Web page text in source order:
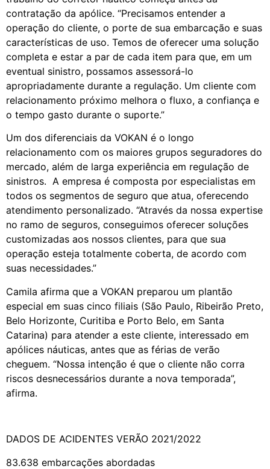
contratação da apólice. “Precisamos entender a
operação do cliente, o porte de sua embarcação e suas
características de uso. Temos de oferecer uma solução
completa e estar a par de cada item para que, em um
eventual sinistro, possamos assessorá-lo
apropriadamente durante a regulação. Um cliente com
relacionamento próximo melhora o fluxo, a confiança e
o tempo gasto durante o suporte.”
Um dos diferenciais da VOKAN é o longo
relacionamento com os maiores grupos seguradores do
mercado, além de larga experiência em regulação de
sinistros. A empresa é composta por especialistas em
todos os segmentos de seguro que atua, oferecendo
atendimento personalizado. “Através da nossa expertise
no ramo de seguros, conseguimos oferecer soluções
customizadas aos nossos clientes, para que sua
operação esteja totalmente coberta, de acordo com
suas necessidades.”
Camila afirma que a VOKAN preparou um plantão
especial em suas cinco filiais (São Paulo, Ribeirão Preto,
Belo Horizonte, Curitiba e Porto Belo, em Santa
Catarina) para atender a este cliente, interessado em
apólices náuticas, antes que as férias de verão
cheguem. “Nossa intenção é que o cliente não corra
riscos desnecessários durante a nova temporada”,
afirma.
DADOS DE ACIDENTES VERÃO 2021/2022
83.638 embarcações abordadas